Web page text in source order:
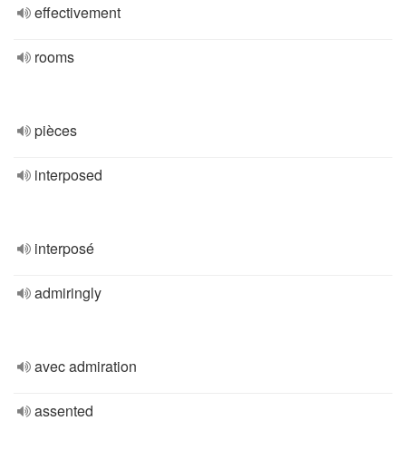
effectivement
rooms
pièces
interposed
interposé
admiringly
avec admiration
assented